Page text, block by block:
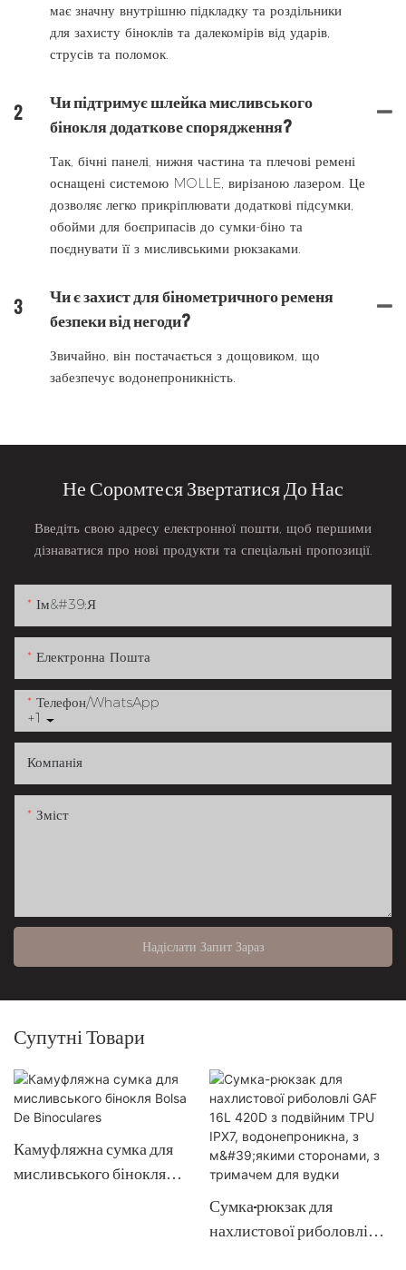
має значну внутрішню підкладку та роздільники
для захисту біноклів та далекомірів від ударів,
струсів та поломок.
2
Чи підтримує шлейка мисливського
бінокля додаткове спорядження?
Так, бічні панелі, нижня частина та плечові ремені
оснащені системою MOLLE, вирізаною лазером. Це
дозволяє легко прикріплювати додаткові підсумки,
обойми для боєприпасів до сумки-біно та
поєднувати її з мисливськими рюкзаками.
3
Чи є захист для бінометричного ременя
безпеки від негоди?
Звичайно, він постачається з дощовиком, що
забезпечує водонепроникність.
Не Соромтеся Звертатися До Нас
Введіть свою адресу електронної пошти, щоб першими
дізнаватися про нові продукти та спеціальні пропозиції.
Ім&#39;я
Електронна Пошта
+1
Телефон/WhatsApp
Компанія
Зміст
Надіслати Запит Зараз
Супутні Товари
Камуфляжна сумка для
мисливського бінокля
Сумка-рюкзак для
нахлистової риболовлі